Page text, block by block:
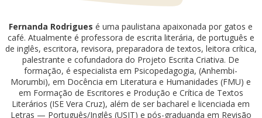
Fernanda Rodrigues é uma paulistana apaixonada por gatos e
café. Atualmente é professora de escrita literária, de português e
de inglês, escritora, revisora, preparadora de textos, leitora crítica,
palestrante e cofundadora do Projeto Escrita Criativa. De
formação, é especialista em Psicopedagogia, (Anhembi-
Morumbi), em Docência em Literatura e Humanidades (FMU) e
em Formação de Escritores e Produção e Crítica de Textos
Literários (ISE Vera Cruz), além de ser bacharel e licenciada em
Letras — Português/Inglês (USJT) e pós-graduanda em Revisão